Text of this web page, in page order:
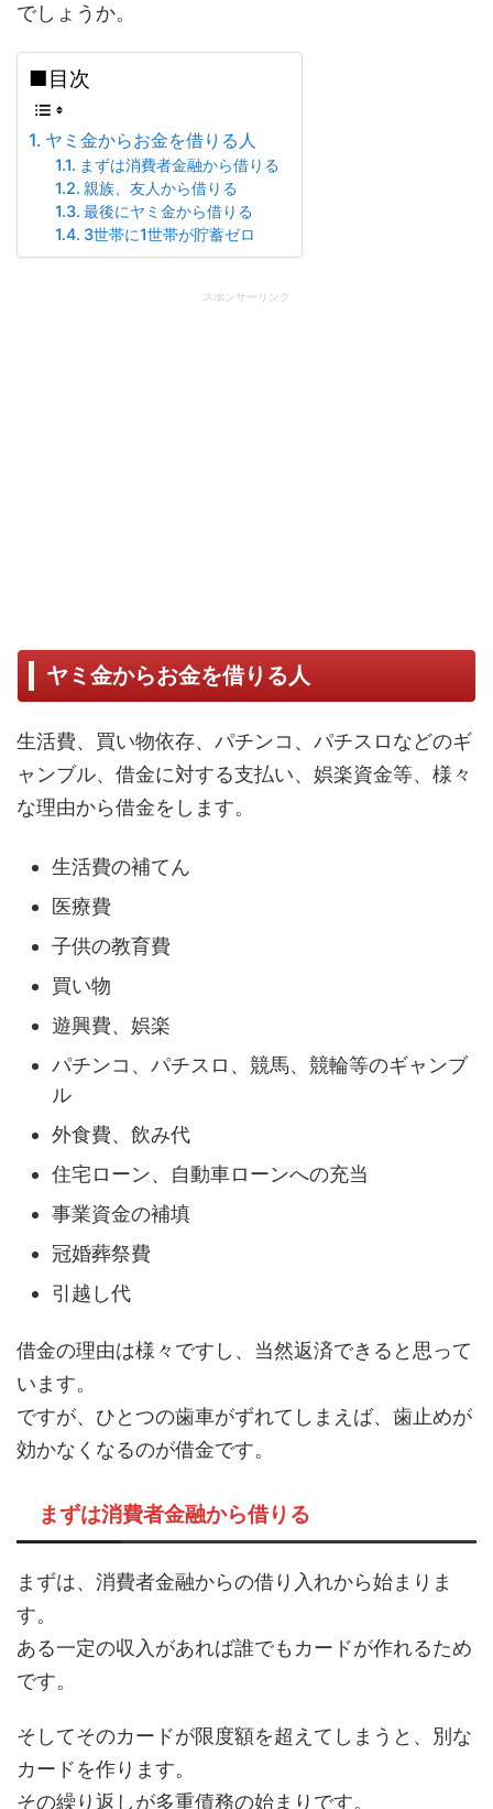
でしょうか。
■目次
ヤミ金からお金を借りる人
まずは消費者金融から借りる
親族、友人から借りる
最後にヤミ金から借りる
3世帯に1世帯が貯蓄ゼロ
スポンサーリンク
ヤミ金からお金を借りる人
生活費、買い物依存、パチンコ、パチスロなどのギ
ャンブル、借金に対する支払い、娯楽資金等、様々
な理由から借金をします。
生活費の補てん
医療費
子供の教育費
買い物
遊興費、娯楽
パチンコ、パチスロ、競馬、競輪等のギャンブ
ル
外食費、飲み代
住宅ローン、自動車ローンへの充当
事業資金の補填
冠婚葬祭費
引越し代
借金の理由は様々ですし、当然返済できると思って
います。
ですが、ひとつの歯車がずれてしまえば、歯止めが
効かなくなるのが借金です。
まずは消費者金融から借りる
まずは、消費者金融からの借り入れから始まりま
す。
ある一定の収入があれば誰でもカードが作れるため
です。
そしてそのカードが限度額を超えてしまうと、別な
カードを作ります。
その繰り返しが多重債務の始まりです。